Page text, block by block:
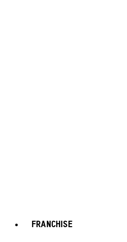
FRANCHISE